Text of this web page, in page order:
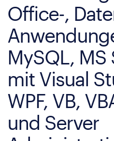
Office-,
MySQL, MS
mit Visual
WPF, VB,
und Server